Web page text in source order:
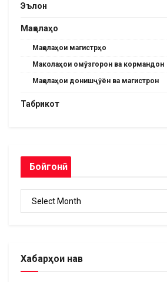
Эълон
Мақолаҳо
Мақолаҳои магистрҳо
Маколаҳои омӯзгорон ва кормандон
Мақолаҳои донишҷӯён ва магистрон
Табрикот
Бойгонӣ
Хабарҳои нав